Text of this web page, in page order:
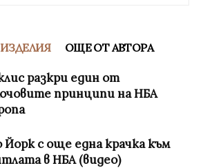
ОЩЕ ОТ АВТОРА
разкри един от
принципи на НБА
с още една крачка към
в НБА (видео)